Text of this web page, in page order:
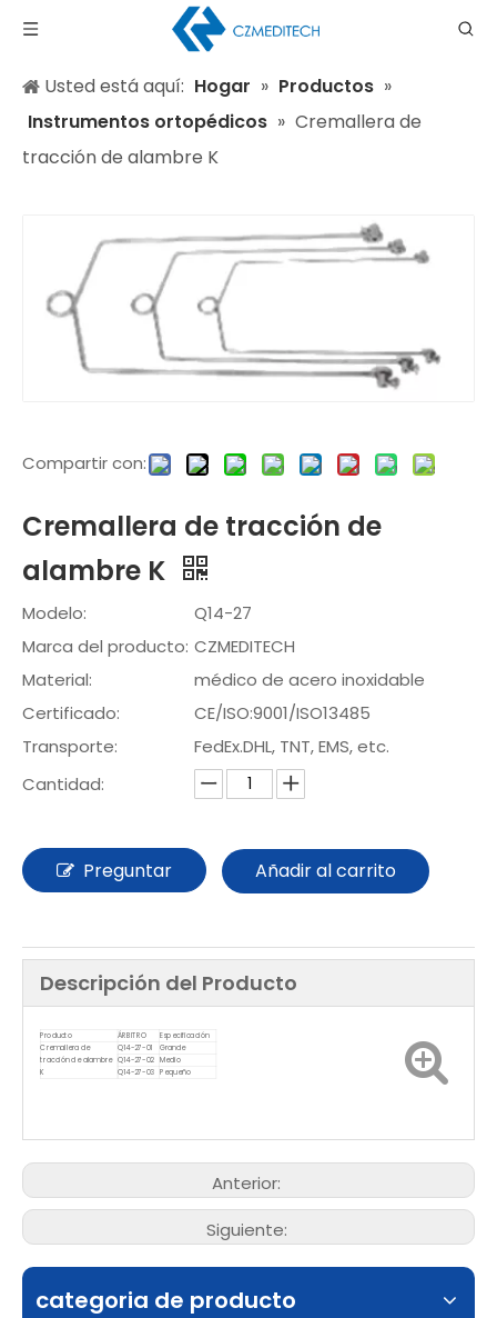
Usted está aquí: Hogar » Productos »
Instrumentos ortopédicos » Cremallera de
tracción de alambre K
Compartir con:
Cremallera de tracción de
alambre K
Modelo:
Q14-27
Marca del producto: CZMEDITECH
Material:
médico de acero inoxidable
Certificado:
CE/ISO:9001/ISO13485
Transporte:
FedEx.DHL, TNT, EMS, etc.
Cantidad:
Preguntar Añadir al carrito
Descripción del Producto
Producto ÁRBITRO
Especificación
Cremallera de
tracción de alambre
K
Q14-27-01
Grande
Q14-27-02 Medio
Q14-27-03 Pequeño
Anterior:
Siguiente:
categoria de producto